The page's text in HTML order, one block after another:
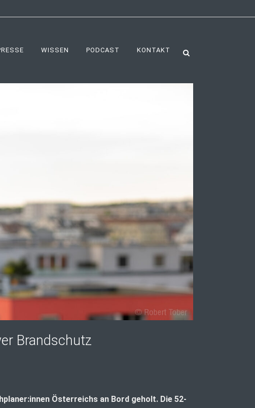
WISSEN PODCAST KONTAKT
Brandschutz
Österreichs an Bord geholt. Die 52-